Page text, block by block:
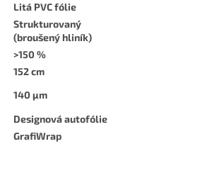
Litá PVC fólie
Strukturovaný
(broušený hliník)
>150 %
152 cm
140 µm
Designová autofólie
GrafiWrap